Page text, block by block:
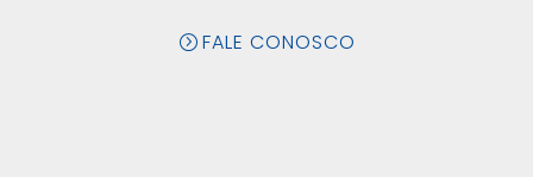
FALE CONOSCO